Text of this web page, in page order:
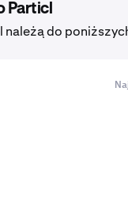
Particl
należą do